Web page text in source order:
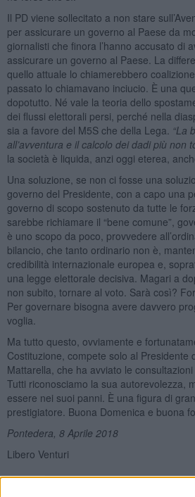
Il PD viene sollecitato a non stare
per assicurare un governo al Paese da
giornalisti che finora l’hanno accusato di
assicurare un governo al Paese. La
quello attuale lo chiamerebbero
passato lo chiamavano inciucio. È una
dopotutto. Né vale la teoria dello
dei flussi elettorali persi, perché nella
sia a favore del M5S che della Lega. “La
all’avventura e il calcolo dei dadi più non
la società è liquida, anzi oggi eterea,
Una soluzione, se non ci fosse una
governo del Presidente, con a capo una
governo di scopo sostenuto da tutte le
sarebbe richiamare il “bene comune”,
è uno scopo da poco, provvedere
bilancio, che tanto ordinario non è,
credibilità internazionale europea e,
una legge elettorale decisiva. Magari a
non subito, tornare al voto. Sarà così?
Per governare bisogna avere davvero
voglia.
Ma tutto questo, ovviamente e
Costituzione, compete solo al Presidente
Mattarella, che ha avviato le consultazioni
Tutti riconosciamo la sua autorevolezza,
essere nei suoi panni. È una figura di
prestigiatore. Buona Domenica e buona
Pontedera, 8 Aprile 2018
Libero Venturi